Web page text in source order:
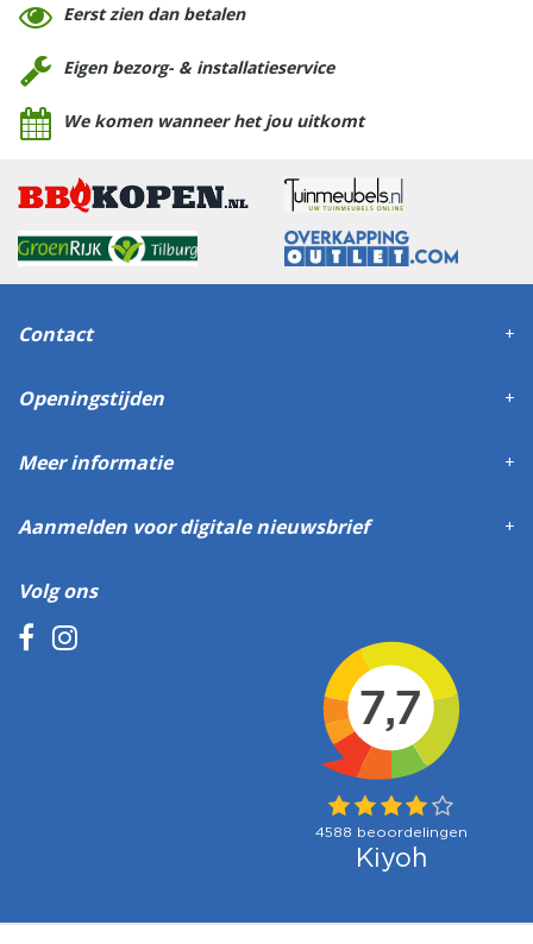
Eerst zien dan betalen
Eigen bezorg- & installatieservice
We komen wanneer het jou uitkomt
Contact
Volg ons
Openingstijden
Meer informatie
Aanmelden voor digitale nieuwsbrief